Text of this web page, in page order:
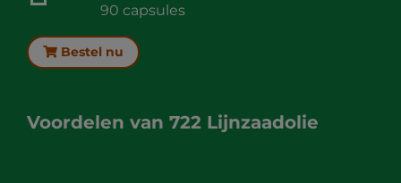
90 capsules
Bestel nu
Voordelen van 722 Lijnzaadolie